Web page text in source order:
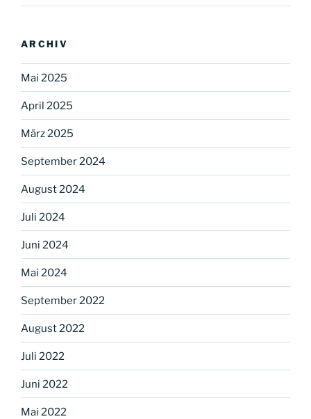
ARCHIV
Mai 2025
April 2025
März 2025
September 2024
August 2024
Juli 2024
Juni 2024
Mai 2024
September 2022
August 2022
Juli 2022
Juni 2022
Mai 2022